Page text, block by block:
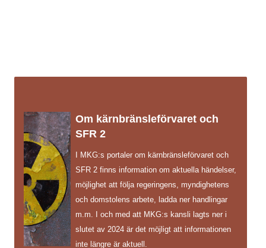
Om kärnbränsleförvaret och
SFR 2
I MKG:s portaler om kärnbränsleförvaret och
SFR 2 finns information om aktuella händelser,
möjlighet att följa regeringens, myndighetens
och domstolens arbete, ladda ner handlingar
m.m. I och med att MKG:s kansli lagts ner i
slutet av 2024 är det möjligt att informationen
inte längre är aktuell.